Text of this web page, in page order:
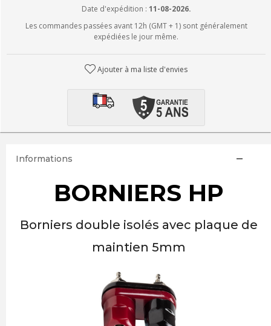
Date d'expédition : 11-08-2026.
Les commandes passées avant 12h (GMT + 1) sont généralement
expédiées le jour même.
Ajouter à ma liste d'envies
Informations
BORNIERS HP
Borniers double isolés avec plaque de
maintien 5mm